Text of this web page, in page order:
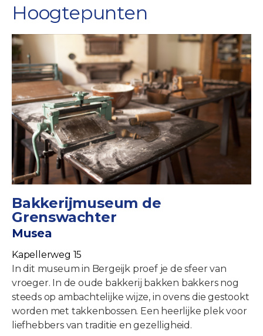
Hoogtepunten
Bakkerijmuseum de
Grenswachter
Musea
Kapellerweg 15
In dit museum in Bergeijk proef je de sfeer van
vroeger. In de oude bakkerij bakken bakkers nog
steeds op ambachtelijke wijze, in ovens die gestookt
worden met takkenbossen. Een heerlijke plek voor
liefhebbers van traditie en gezelligheid.